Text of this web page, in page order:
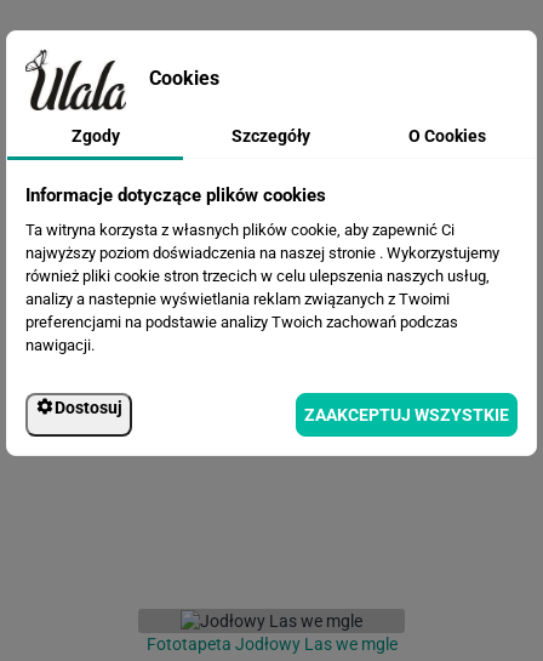
Fototapeta Świerkowy las
Fototapeta Jodłowy Las we mgle
Cookies
Zgody Szczegóły O Cookies
Informacje dotyczące plików cookies
Ta witryna korzysta z własnych plików cookie, aby zapewnić Ci
najwyższy poziom doświadczenia na naszej stronie . Wykorzystujemy
również pliki cookie stron trzecich w celu ulepszenia naszych usług,
analizy a nastepnie wyświetlania reklam związanych z Twoimi
preferencjami na podstawie analizy Twoich zachowań podczas
nawigacji.
Dostosuj ZAAKCEPTUJ WSZYSTKIE